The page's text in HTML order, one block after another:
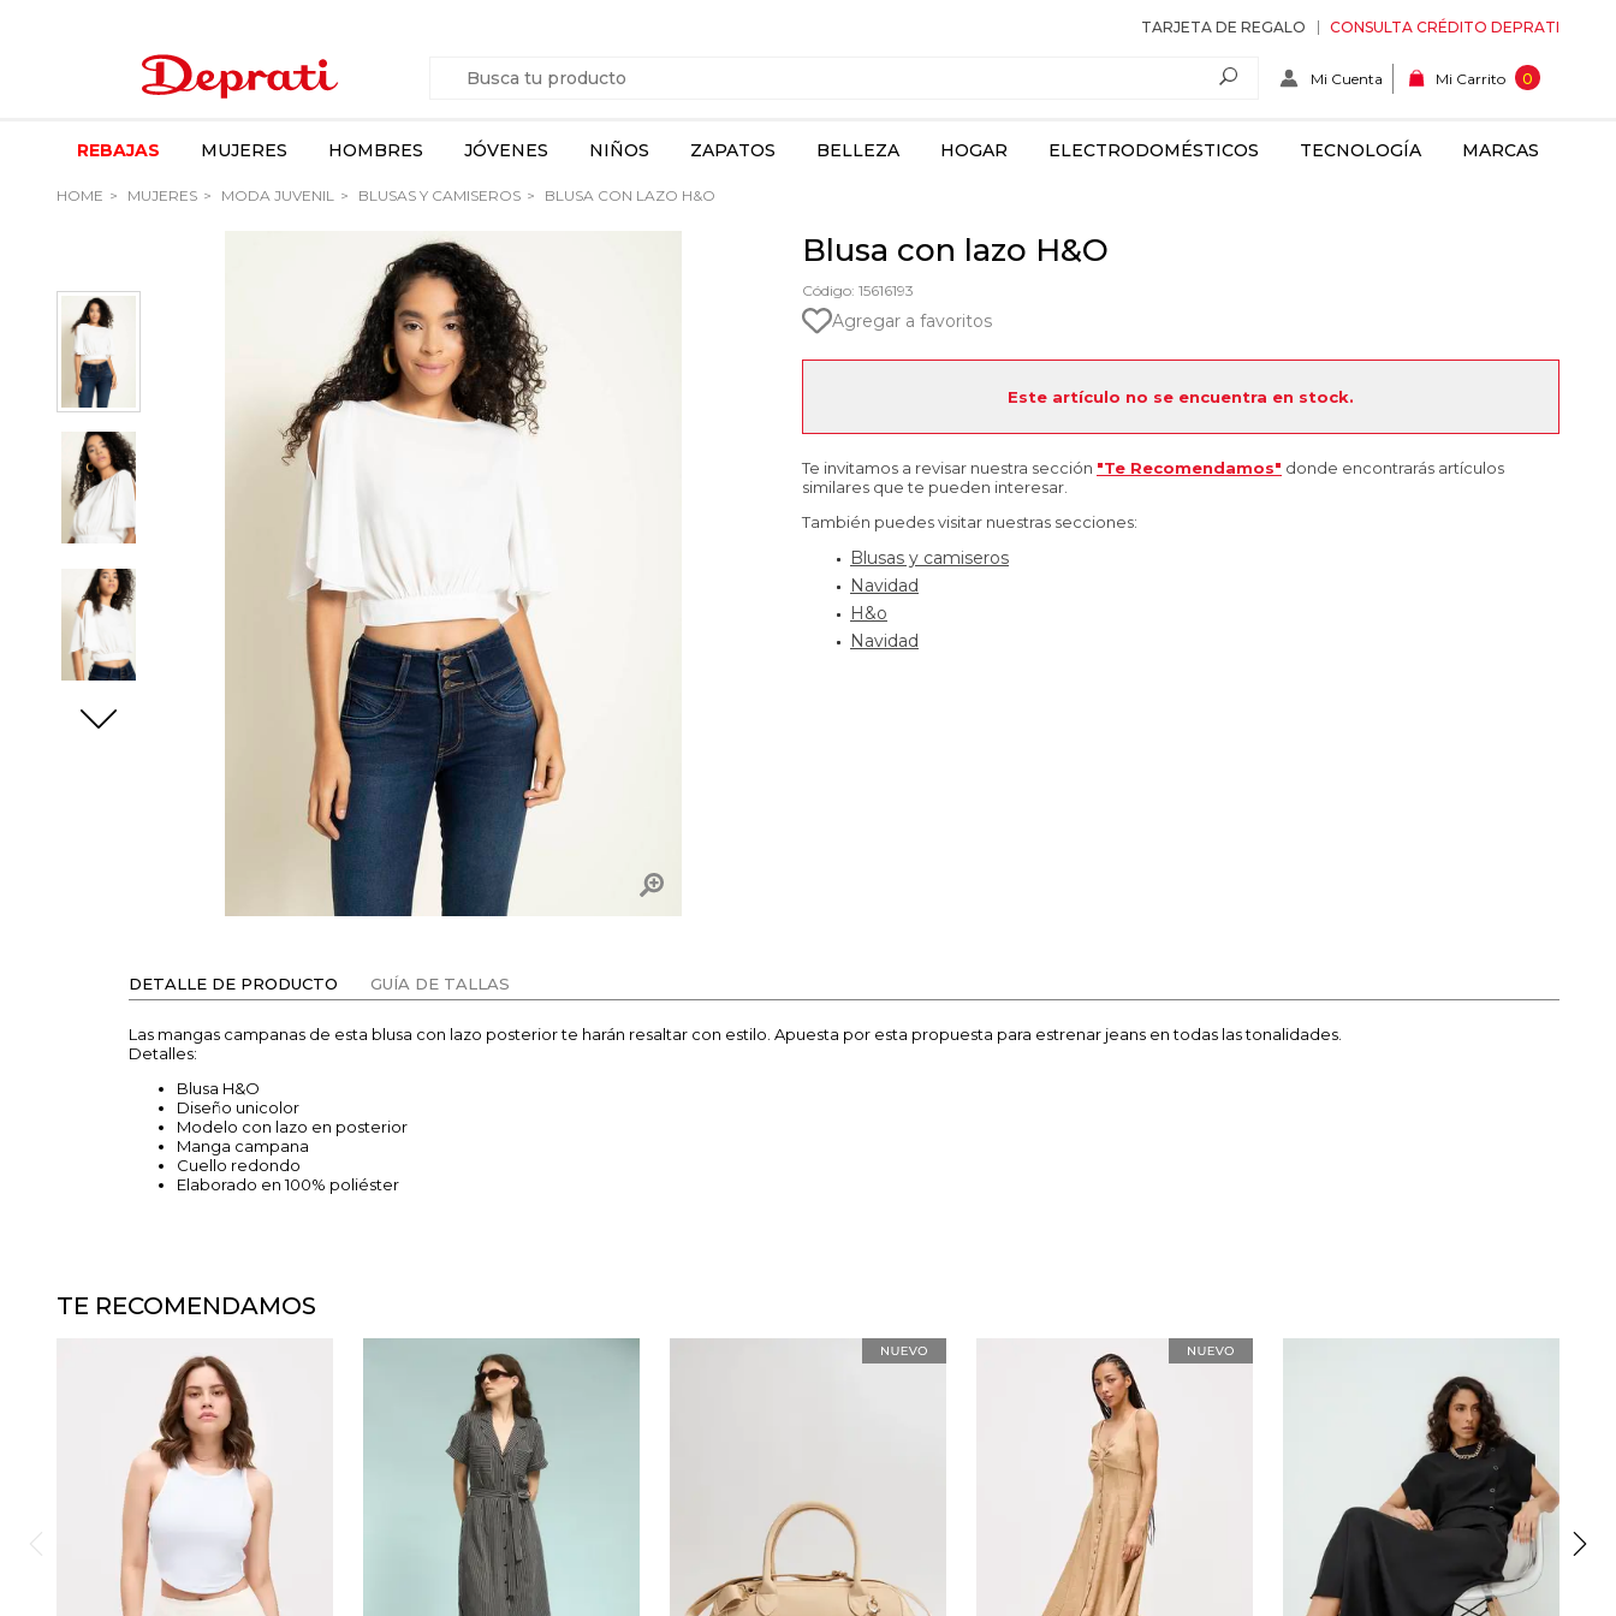
TARJETA DE REGALO CONSULTA CRÉDITO DEPRATI
Mi Cuenta Mi Carrito 0
REBAJAS MUJERES HOMBRES JÓVENES NIÑOS ZAPATOS BELLEZA HOGAR ELECTRODOMÉSTICOS TECNOLOGÍA MARCAS
HOME MUJERES MODA JUVENIL BLUSAS Y CAMISEROS BLUSA CON LAZO H&O
Blusa con lazo H&O
Código: 15616193
Agregar a favoritos
Este artículo no se encuentra en stock.
Te invitamos a revisar nuestra sección "Te Recomendamos" donde encontrarás artículos
similares que te pueden interesar.
También puedes visitar nuestras secciones:
Blusas y camiseros
Navidad
H&o
Navidad
DETALLE DE PRODUCTO GUÍA DE TALLAS
Las mangas campanas de esta blusa con lazo posterior te harán resaltar con estilo. Apuesta por esta propuesta para estrenar jeans en todas las tonalidades.
Detalles:
Blusa H&O
Diseño unicolor
Modelo con lazo en posterior
Manga campana
Cuello redondo
Elaborado en 100% poliéster
TE RECOMENDAMOS